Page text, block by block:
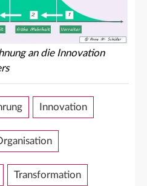
an die Innovation
Innovation
Transformation